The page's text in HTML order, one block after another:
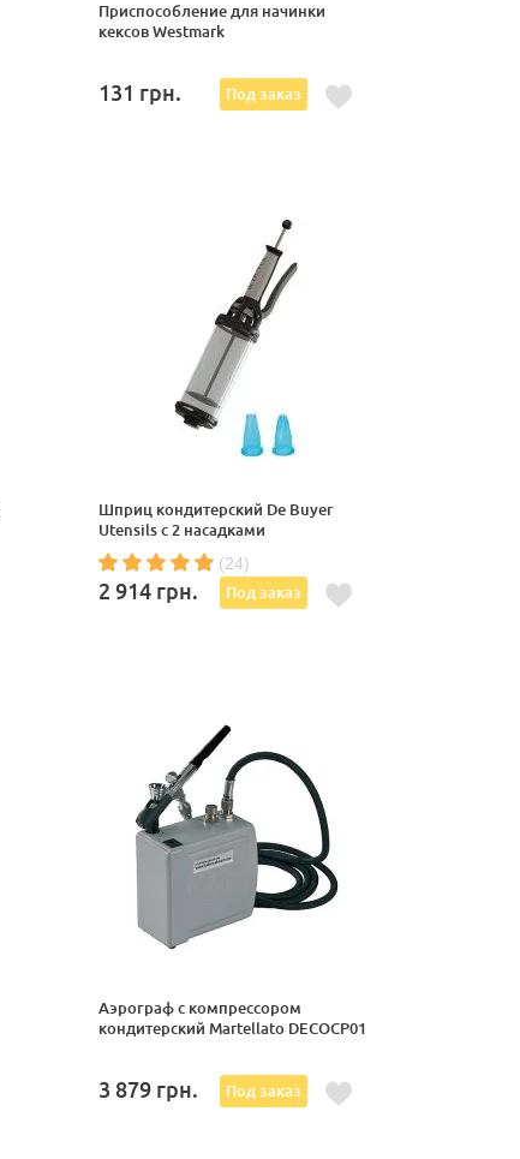
Приспособление для начинки
кексов Westmark
131 грн. Под заказ
Шприц кондитерский De Buyer
Utensils с 2 насадками
(24)
2 914 грн. Под заказ
Аэрограф с компрессором
кондитерский Martellato DECOCP01
3 879 грн. Под заказ